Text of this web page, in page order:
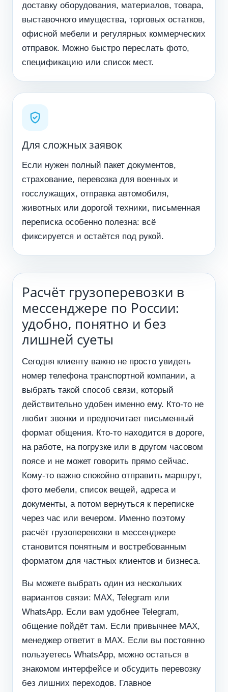
доставку оборудования, материалов, товара,
выставочного имущества, торговых остатков,
офисной мебели и регулярных коммерческих
отправок. Можно быстро переслать фото,
спецификацию или список мест.
Для сложных заявок
Если нужен полный пакет документов,
страхование, перевозка для военных и
госслужащих, отправка автомобиля,
животных или дорогой техники, письменная
переписка особенно полезна: всё
фиксируется и остаётся под рукой.
Расчёт грузоперевозки в
мессенджере по России:
удобно, понятно и без
лишней суеты
Сегодня клиенту важно не просто увидеть
номер телефона транспортной компании, а
выбрать такой способ связи, который
действительно удобен именно ему. Кто-то не
любит звонки и предпочитает письменный
формат общения. Кто-то находится в дороге,
на работе, на погрузке или в другом часовом
поясе и не может говорить прямо сейчас.
Кому-то важно спокойно отправить маршрут,
фото мебели, список вещей, адреса и
документы, а потом вернуться к переписке
через час или вечером. Именно поэтому
расчёт грузоперевозки в мессенджере
становится понятным и востребованным
форматом для частных клиентов и бизнеса.
Вы можете выбрать один из нескольких
вариантов связи: MAX, Telegram или
WhatsApp. Если вам удобнее Telegram,
общение пойдёт там. Если привычнее MAX,
менеджер ответит в MAX. Если вы постоянно
пользуетесь WhatsApp, можно остаться в
знакомом интерфейсе и обсудить перевозку
без лишних переходов. Главное